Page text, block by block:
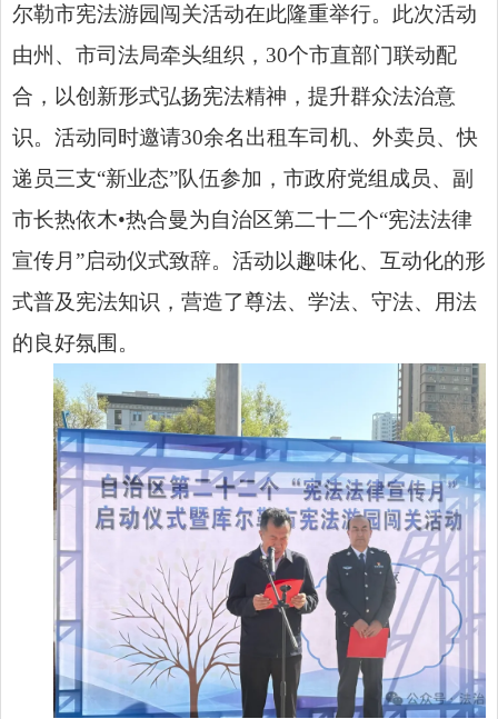
尔勒市宪法游园闯关活动在此隆重举行。此次活动
由州、市司法局牵头组织，30个市直部门联动配
合，以创新形式弘扬宪法精神，提升群众法治意
识。活动同时邀请30余名出租车司机、外卖员、快
递员三支“新业态”队伍参加，市政府党组成员、副
市长热依木•热合曼为自治区第二十二个“宪法法律
宣传月”启动仪式致辞。活动以趣味化、互动化的形
式普及宪法知识，营造了尊法、学法、守法、用法
的良好氛围。